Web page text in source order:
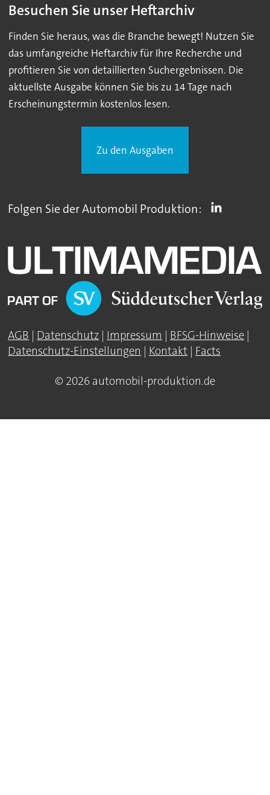
Besuchen Sie unser Heftarchiv
Finden Sie heraus, was die Branche bewegt! Nutzen Sie
das umfangreiche Heftarchiv für Ihre Recherche und
profitieren Sie von detaillierten Suchergebnissen. Die
aktuellste Ausgabe können Sie bis zu 14 Tage nach
Erscheinungstermin kostenlos lesen.
Zu den Ausgaben
Folgen Sie der Automobil Produktion:
AGB | Datenschutz | Impressum | BFSG-Hinweise |
Datenschutz-Einstellungen | Kontakt | Facts
© 2026 automobil-produktion.de